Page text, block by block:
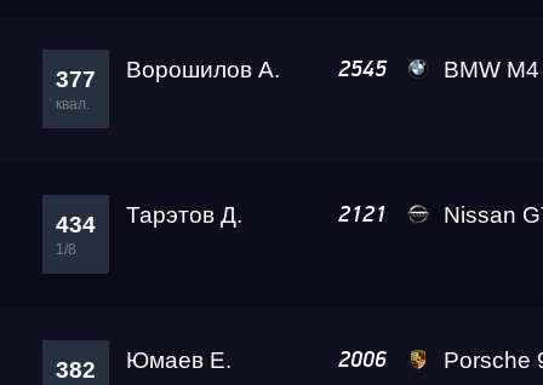
377
квал.
Ворошилов А. 2545 BMW M4
434
1/8
Тарэтов Д. 2121 Nissan GT-R
382 Юмаев Е. 2006 Porsche 911